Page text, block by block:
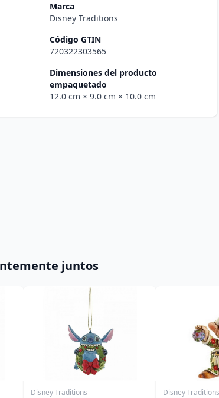
Marca
Disney Traditions
Código GTIN
720322303565
Dimensiones del producto
empaquetado
12.0 cm × 9.0 cm × 10.0 cm
juntos
Disney Traditions Disney Traditions